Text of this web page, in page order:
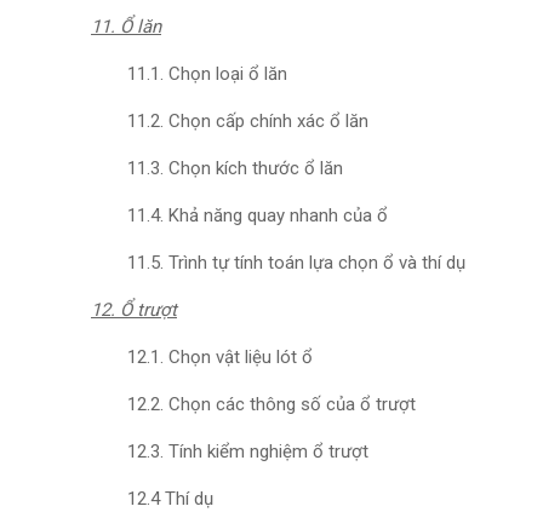
11. Ổ lăn
11.1. Chọn loại ổ lăn
11.2. Chọn cấp chính xác ổ lăn
11.3. Chọn kích thước ổ lăn
11.4. Khả năng quay nhanh của ổ
11.5. Trình tự tính toán lựa chọn ổ và thí dụ
12. Ổ trượt
12.1. Chọn vật liệu lót ổ
12.2. Chọn các thông số của ổ trượt
12.3. Tính kiểm nghiệm ổ trượt
12.4 Thí dụ